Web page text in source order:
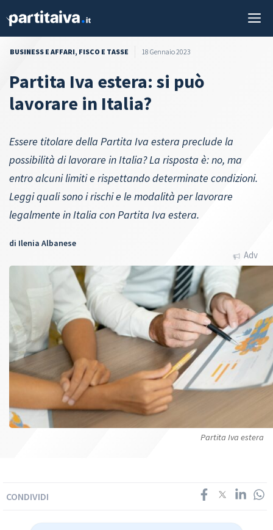
BUSINESS E AFFARI, FISCO E TASSE 18 Gennaio 2023
Partita Iva estera: si può
lavorare in Italia?
Essere titolare della Partita Iva estera preclude la
possibilità di lavorare in Italia? La risposta è: no, ma
entro alcuni limiti e rispettando determinate condizioni.
Leggi quali sono i rischi e le modalità per lavorare
legalmente in Italia con Partita Iva estera.
di Ilenia Albanese
Adv
Partita Iva estera
CONDIVIDI